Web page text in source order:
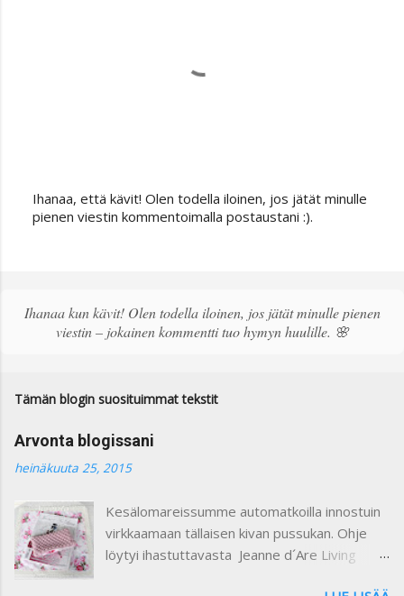
L
ä
k
e
t
i
Ihanaa, että kävit! Olen todella iloinen, jos jätät minulle
pienen viestin kommentoimalla postaustani :).
Ihanaa kun kävit! Olen todella iloinen, jos jätät minulle pienen
viestin – jokainen kommentti tuo hymyn huulille. 🌸
Tämän blogin suosituimmat tekstit
Arvonta blogissani
heinäkuuta 25, 2015
Kesälomareissumme automatkoilla innostuin
virkkaamaan tällaisen kivan pussukan. Ohje
löytyi ihastuttavasta Jeanne d´Are Living